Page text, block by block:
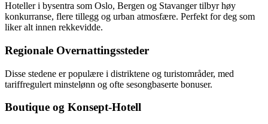
Hoteller i bysentra som Oslo, Bergen og Stavanger tilbyr høy
konkurranse, flere tillegg og urban atmosfære. Perfekt for deg som
liker alt innen rekkevidde.
Regionale Overnattingssteder
Disse stedene er populære i distriktene og turistområder, med
tariffregulert minstelønn og ofte sesongbaserte bonuser.
Boutique og Konsept-Hotell